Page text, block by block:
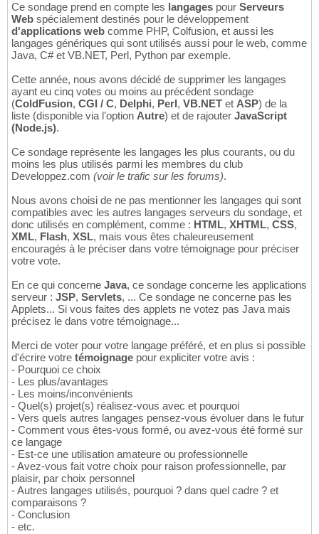
Ce sondage prend en compte les langages pour Serveurs
Web spécialement destinés pour le développement
d'applications web comme PHP, Colfusion, et aussi les
langages génériques qui sont utilisés aussi pour le web, comme
Java, C# et VB.NET, Perl, Python par exemple.
Cette année, nous avons décidé de supprimer les langages
ayant eu cinq votes ou moins au précédent sondage
(ColdFusion, CGI / C, Delphi, Perl, VB.NET et ASP) de la
liste (disponible via l'option Autre) et de rajouter JavaScript
(Node.js).
Ce sondage représente les langages les plus courants, ou du
moins les plus utilisés parmi les membres du club
Developpez.com (voir le trafic sur les forums).
Nous avons choisi de ne pas mentionner les langages qui sont
compatibles avec les autres langages serveurs du sondage, et
donc utilisés en complément, comme : HTML, XHTML, CSS,
XML, Flash, XSL, mais vous êtes chaleureusement
encouragés à le préciser dans votre témoignage pour préciser
votre vote.
En ce qui concerne Java, ce sondage concerne les applications
serveur : JSP, Servlets, ... Ce sondage ne concerne pas les
Applets... Si vous faites des applets ne votez pas Java mais
précisez le dans votre témoignage...
Merci de voter pour votre langage préféré, et en plus si possible
d'écrire votre témoignage pour expliciter votre avis :
- Pourquoi ce choix
- Les plus/avantages
- Les moins/inconvénients
- Quel(s) projet(s) réalisez-vous avec et pourquoi
- Vers quels autres langages pensez-vous évoluer dans le futur
- Comment vous êtes-vous formé, ou avez-vous été formé sur
ce langage
- Est-ce une utilisation amateure ou professionnelle
- Avez-vous fait votre choix pour raison professionnelle, par
plaisir, par choix personnel
- Autres langages utilisés, pourquoi ? dans quel cadre ? et
comparaisons ?
- Conclusion
- etc.